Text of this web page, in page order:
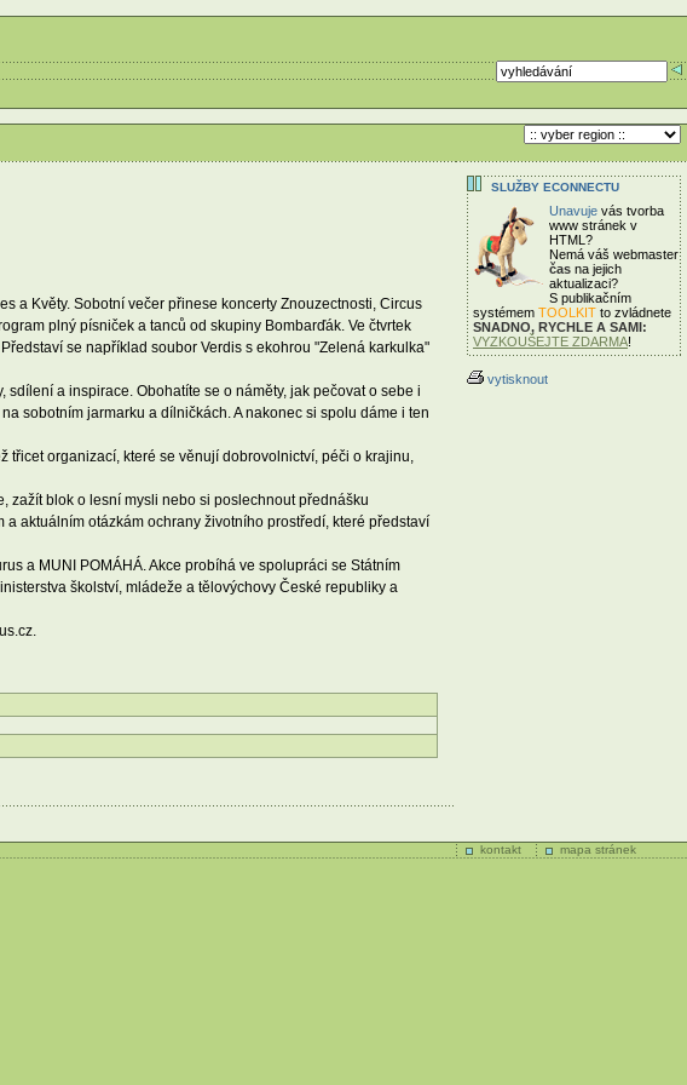
a Květy. Sobotní večer přinese koncerty Znouzectnosti, Circus
plný písniček a tanců od skupiny Bombarďák. Ve čtvrtek
se například soubor Verdis s ekohrou "Zelená karkulka"
a inspirace. Obohatíte se o náměty, jak pečovat o sebe i
sobotním jarmarku a dílničkách. A nakonec si spolu dáme i ten
organizací, které se věnují dobrovolnictví, péči o krajinu,
zažít blok o lesní mysli nebo si poslechnout přednášku
aktuálním otázkám ochrany životního prostředí, které představí
a MUNI POMÁHÁ. Akce probíhá ve spolupráci se Státním
školství, mládeže a tělovýchovy České republiky a
SLUŽBY ECONNECTU
Unavuje vás tvorba
www stránek v
HTML?
Nemá váš webmaster
čas na jejich
aktualizaci?
S publikačním
systémem TOOLKIT to zvládnete
SNADNO, RYCHLE A SAMI:
VYZKOUŠEJTE ZDARMA!
vytisknout
kontakt mapa stránek